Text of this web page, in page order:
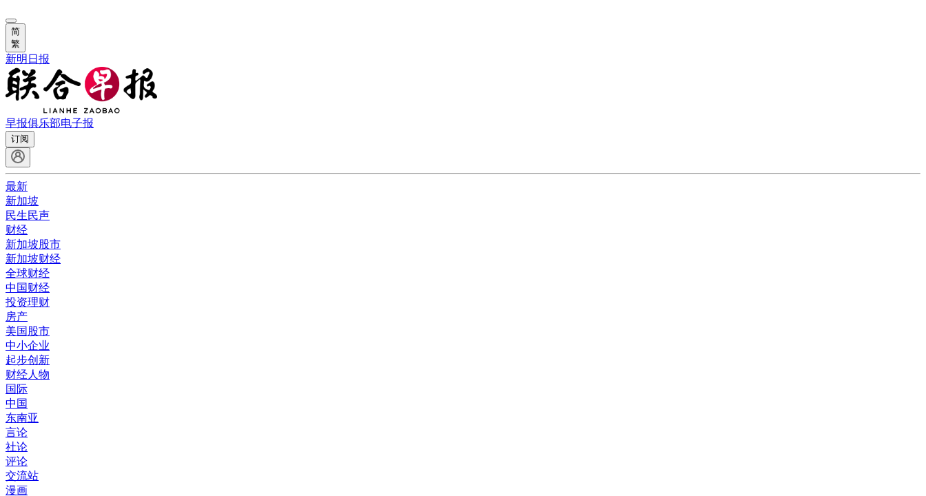
简
繁
新明日报
早报俱乐部电子报
订阅
最新
新加坡
民生民声
财经
新加坡股市
新加坡财经
全球财经
中国财经
投资理财
房产
美国股市
中小企业
起步创新
财经人物
国际
中国
东南亚
言论
社论
评论
交流站
漫画